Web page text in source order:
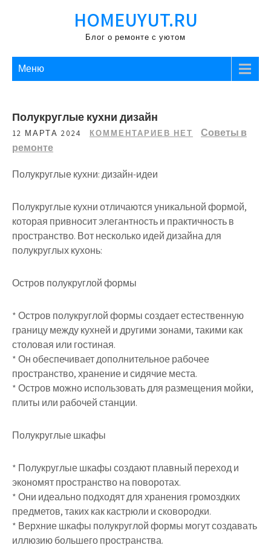
HOMEUYUT.RU
Блог о ремонте с уютом
Меню
Полукруглые кухни дизайн
12 МАРТА 2024 КОММЕНТАРИЕВ НЕТ
Советы в
ремонте
Полукруглые кухни: дизайн-идеи
Полукруглые кухни отличаются уникальной формой,
которая привносит элегантность и практичность в
пространство. Вот несколько идей дизайна для
полукруглых кухонь:
Остров полукруглой формы
* Остров полукруглой формы создает естественную
границу между кухней и другими зонами, такими как
столовая или гостиная.
* Он обеспечивает дополнительное рабочее
пространство, хранение и сидячие места.
* Остров можно использовать для размещения мойки,
плиты или рабочей станции.
Полукруглые шкафы
* Полукруглые шкафы создают плавный переход и
экономят пространство на поворотах.
* Они идеально подходят для хранения громоздких
предметов, таких как кастрюли и сковородки.
* Верхние шкафы полукруглой формы могут создавать
иллюзию большего пространства.